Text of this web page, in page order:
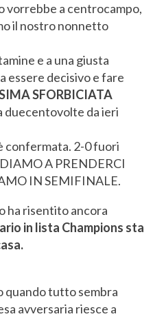
vorrebbe a centrocampo,
il nostro nonnetto
e a una giusta
essere decisivo e fare
SFORBICIATA
duecentovolte da ieri
confermata. 2-0 fuori
A PRENDERCI
IN SEMIFINALE.
ha risentito ancora
in lista Champions sta
quando tutto sembra
avversaria riesce a